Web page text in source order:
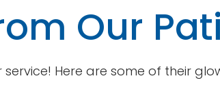
Our
Here are some of their